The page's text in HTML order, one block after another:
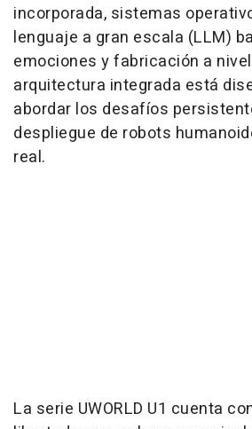
incorporada, sistemas
lenguaje a gran escala (LLM)
emociones y fabricación a
arquitectura integrada está
abordar los desafíos
despliegue de robots
real.
La serie UWORLD U1 cuenta